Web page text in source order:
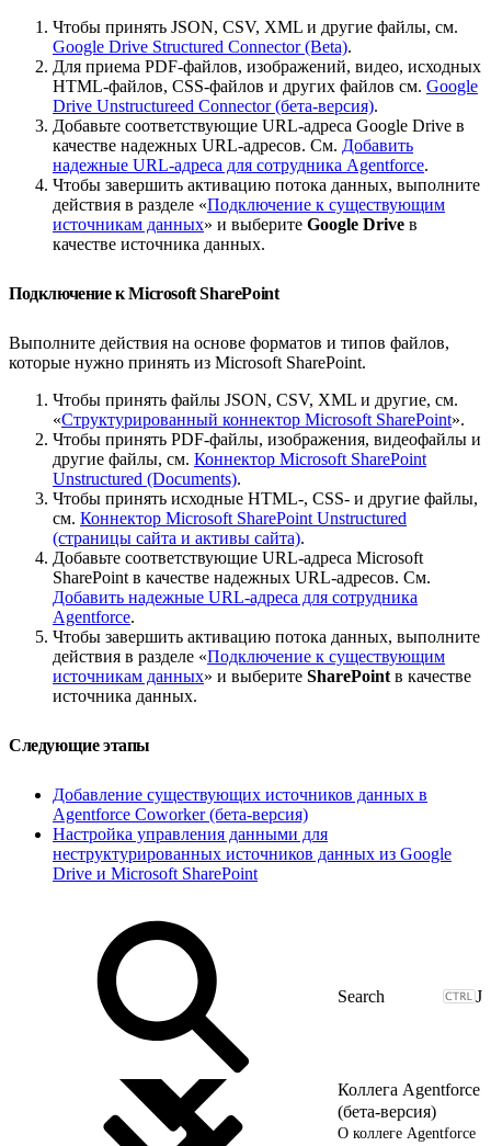
Чтобы принять JSON, CSV, XML и другие файлы, см.
Google Drive Structured Connector (Beta).
Для приема PDF-файлов, изображений, видео, исходных
HTML-файлов, CSS-файлов и других файлов см. Google
Drive Unstructureed Connector (бета-версия).
Добавьте соответствующие URL-адреса Google Drive в
качестве надежных URL-адресов. См. Добавить
надежные URL-адреса для сотрудника Agentforce.
Чтобы завершить активацию потока данных, выполните
действия в разделе «Подключение к существующим
источникам данных» и выберите Google Drive в
качестве источника данных.
Подключение к Microsoft SharePoint
Выполните действия на основе форматов и типов файлов,
которые нужно принять из Microsoft SharePoint.
Чтобы принять файлы JSON, CSV, XML и другие, см.
«Структурированный коннектор Microsoft SharePoint».
Чтобы принять PDF-файлы, изображения, видеофайлы и
другие файлы, см. Коннектор Microsoft SharePoint
Unstructured (Documents).
Чтобы принять исходные HTML-, CSS- и другие файлы,
см. Коннектор Microsoft SharePoint Unstructured
(страницы сайта и активы сайта).
Добавьте соответствующие URL-адреса Microsoft
SharePoint в качестве надежных URL-адресов. См.
Добавить надежные URL-адреса для сотрудника
Agentforce.
Чтобы завершить активацию потока данных, выполните
действия в разделе «Подключение к существующим
источникам данных» и выберите SharePoint в качестве
источника данных.
Следующие этапы
Добавление существующих источников данных в
Agentforce Coworker (бета-версия)
Настройка управления данными для
неструктурированных источников данных из Google
Drive и Microsoft SharePoint
J
Коллега Agentforce
(бета-версия)
О коллеге Agentforce